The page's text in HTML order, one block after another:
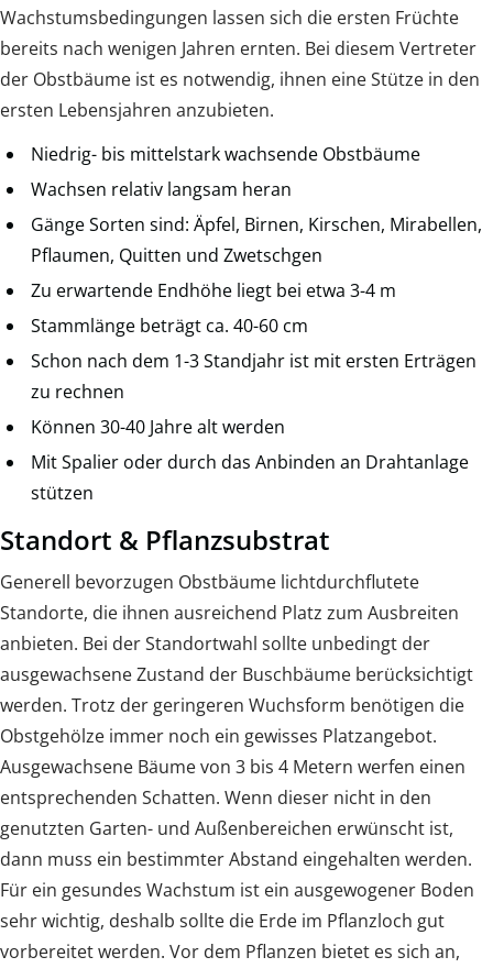
Wachstumsbedingungen lassen sich die ersten Früchte
bereits nach wenigen Jahren ernten. Bei diesem Vertreter
der Obstbäume ist es notwendig, ihnen eine Stütze in den
ersten Lebensjahren anzubieten.
Niedrig- bis mittelstark wachsende Obstbäume
Wachsen relativ langsam heran
Gänge Sorten sind: Äpfel, Birnen, Kirschen, Mirabellen,
Pflaumen, Quitten und Zwetschgen
Zu erwartende Endhöhe liegt bei etwa 3-4 m
Stammlänge beträgt ca. 40-60 cm
Schon nach dem 1-3 Standjahr ist mit ersten Erträgen
zu rechnen
Können 30-40 Jahre alt werden
Mit Spalier oder durch das Anbinden an Drahtanlage
stützen
Standort & Pflanzsubstrat
Generell bevorzugen Obstbäume lichtdurchflutete
Standorte, die ihnen ausreichend Platz zum Ausbreiten
anbieten. Bei der Standortwahl sollte unbedingt der
ausgewachsene Zustand der Buschbäume berücksichtigt
werden. Trotz der geringeren Wuchsform benötigen die
Obstgehölze immer noch ein gewisses Platzangebot.
Ausgewachsene Bäume von 3 bis 4 Metern werfen einen
entsprechenden Schatten. Wenn dieser nicht in den
genutzten Garten- und Außenbereichen erwünscht ist,
dann muss ein bestimmter Abstand eingehalten werden.
Für ein gesundes Wachstum ist ein ausgewogener Boden
sehr wichtig, deshalb sollte die Erde im Pflanzloch gut
vorbereitet werden. Vor dem Pflanzen bietet es sich an,